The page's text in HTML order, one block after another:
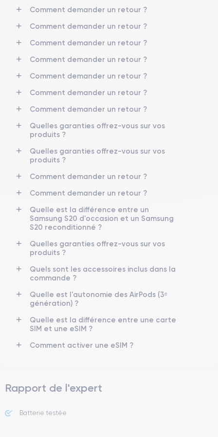
Comment demander un retour ?
Comment demander un retour ?
Comment demander un retour ?
Comment demander un retour ?
Comment demander un retour ?
Comment demander un retour ?
Comment demander un retour ?
Quelles garanties offrez-vous sur vos
produits ?
Quelles garanties offrez-vous sur vos
produits ?
Comment demander un retour ?
Comment demander un retour ?
Quelle est la différence entre un
Samsung S20 d'occasion et un Samsung
S20 reconditionné ?
Quelles garanties offrez-vous sur vos
produits ?
Quels sont les accessoires inclus dans la
commande ?
Quelle est l'autonomie des AirPods (3ᵉ
génération) ?
Quelle est la différence entre une carte
SIM et une eSIM ?
Comment activer une eSIM ?
Rapport de l'expert
Batterie testée